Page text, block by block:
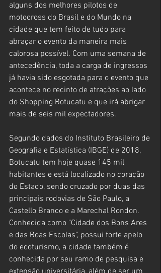
alguns dos melhores pilotos de
motocross do Brasil e do Mundo na
cidade que tem feito de tudo para
abraçar o evento da maneira mais
calorosa possível. Com uma semana de
antecedência, toda a carga de ingressos
já havia sido esgotada para o evento que
acontece no recinto de atrações ao lado
do Shopping Botucatu e que irá abrigar
mais de seis mil expectadores.
Segundo dados do Instituto Brasileiro de
Geografia e Estatística (IBGE) de 2018,
Botucatu tem hoje quase 145 mil
habitantes e está localizado no coração
do Estado, sendo cruzado por duas das
principais rodovias de São Paulo, a
Castello Branco e a Marechal Rondon.
Conhecida como "Cidade dos Bons Ares
e das Boas Escolas", possui forte apelo
do ecoturismo, a cidade também é
conhecida por seu ramo de pesquisa e